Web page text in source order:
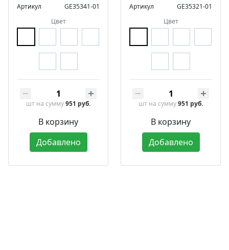
Артикул
GE35341-01
Цвет
шт на сумму951 руб.
В корзину
Добавлено
Артикул
GE35321-01
Цвет
шт на сумму951 руб.
В корзину
Добавлено